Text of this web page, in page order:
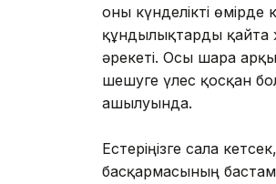
оны күнделікті өмірде
құндылықтарды
әрекеті. Осы шара
шешуге үлес қосқан
ашылуында.
Естеріңізге сала
басқармасының